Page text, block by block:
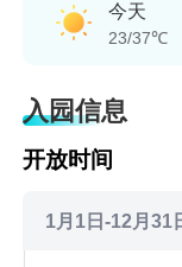
今天
23/37℃
入园信息
开放时间
1月1日-12月31